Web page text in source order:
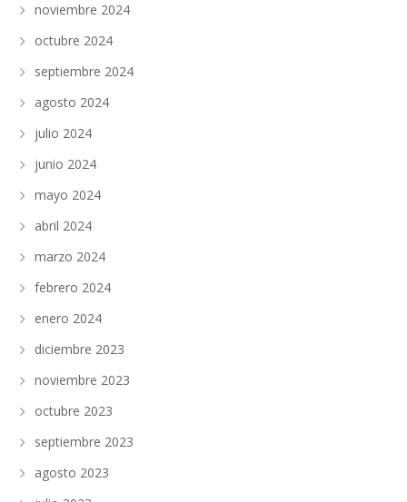
noviembre 2024
octubre 2024
septiembre 2024
agosto 2024
julio 2024
junio 2024
mayo 2024
abril 2024
marzo 2024
febrero 2024
enero 2024
diciembre 2023
noviembre 2023
octubre 2023
septiembre 2023
agosto 2023